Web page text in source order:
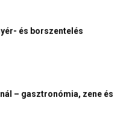
és borszentelés
– gasztronómia, zene és